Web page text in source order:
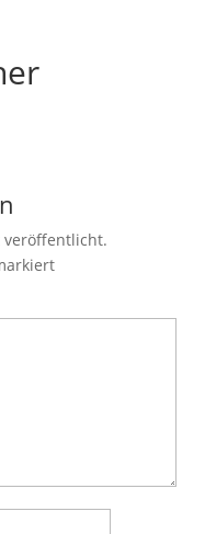
veröffentlicht.